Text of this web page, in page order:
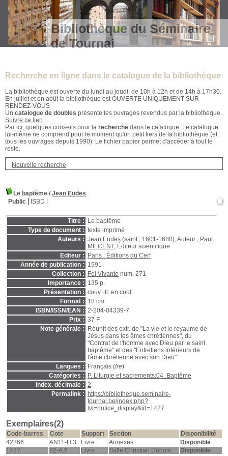
Bibliothèque du Séminaire
de Tournai
Recherche en ligne dans le catalogue de la bibliothèque
La bibliothèque est ouverte du lundi au jeudi, de 10h à 12h et de 14h à 17h30.
En juillet et en août la bibliothèque est OUVERTE UNIQUEMENT SUR
RENDEZ-VOUS
Un catalogue de doubles présente les ouvrages revendus par la bibliothèque.
Suivre ce lien.
Par ici, quelques conseils pour la recherche dans le catalogue. Le catalogue
lui-même ne comprend pour le moment qu'un petit tiers de la bibliothèque (et
tous les ouvrages depuis 1990). Le fichier papier permet d'accéder à tout le
reste.
Nouvelle recherche
Le baptême / Jean Eudes
Public
ISBD
Titre :
Le baptême
Type de document : texte imprimé
Auteurs : Jean Eudes (saint ; 1601-1680), Auteur ; Paul
MILCENT, Éditeur scientifique
Editeur :
Paris : Éditions du Cerf
Année de publication : 1991
Collection :
Foi Vivante num. 271
Importance : 135 p.
Présentation : couv. ill. en coul.
Format : 18 cm
ISBN/ISSN/EAN : 2-204-04339-7
Prix : 37 F
Note générale :
Réunit des extr. de "La vie et le royaume de
Jésus dans les âmes chrétiennes", du
"Contrat de l'homme avec Dieu par le saint
baptême" et des "Entretiens intérieurs de
l'âme chrétienne avec son Dieu"
Langues :
Français (fre)
Catégories :
P. Liturgie et sacrements:04. Baptême
Index. décimale : 2
Permalink :
https://bibliotheque.seminaire-
tournai.be/index.php?
lvl=notice_display&id=1427
Exemplaires(2)
Code-barres Cote Support Section
Disponibilité
42266
AN11-H.3 Livre Annexes
Disponible
1427
82-A.6 Livre Salle Christian Dubois Disponible